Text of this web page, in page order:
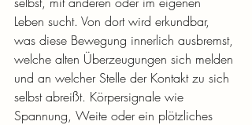
Leben sucht. Von dort wird erkundbar,
was diese Bewegung innerlich ausbremst,
welche alten Überzeugungen sich melden
und an welcher Stelle der Kontakt zu sich
selbst abreißt. Körpersignale wie
Spannung, Weite oder ein plötzliches